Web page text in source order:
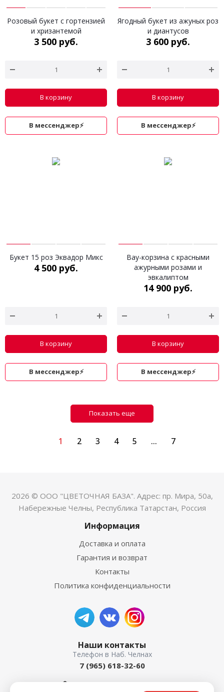
Розовый букет c гортензией
и хризантемой
3 500 руб.
В корзину
В мессенджер⚡
Ягодный букет из ажуных роз
и диантусов
3 600 руб.
В корзину
В мессенджер⚡
Букет 15 роз Эквадор Микс
4 500 руб.
В корзину
В мессенджер⚡
Вау-корзина с красными
ажурными розами и
эвкалиптом
14 900 руб.
В корзину
В мессенджер⚡
Показать еще
1 2 3 4 5 ... 7
2026 © ООО "ЦВЕТОЧНАЯ БАЗА". Адрес: пр. Мира, 50а,
Набережные Челны, Республика Татарстан, Россия
Информация
Доставка и оплата
Гарантия и возврат
Контакты
Политика конфиденциальности
Наши контакты
7 (965) 618-32-60